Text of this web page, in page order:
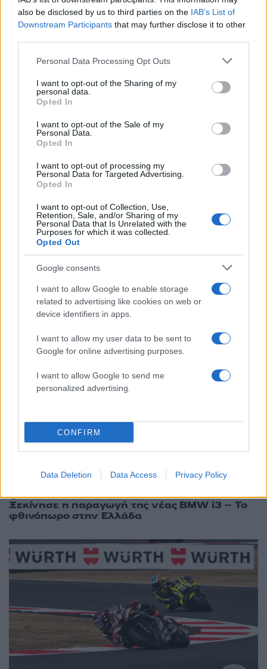
also be disclosed by us to third parties on the IAB’s List of
Downstream Participants that may further disclose it to other
Please note that this website/app uses one or more Google
not limited to your visit or usage behaviour. You may click to
grant or deny consent to Google and its third-party tags to
use your data for below specified purposes in below Google
consent section.
Personal Data Processing Opt Outs
I want to opt-out of the Sharing of my
personal data.
Opted In
I want to opt-out of the Sale of my
Personal Data.
Opted In
I want to opt-out of processing my
Personal Data for Targeted Advertising.
Opted In
I want to opt-out of Collection, Use,
Retention, Sale, and/or Sharing of my
Personal Data that Is Unrelated with the
Purposes for which it was collected.
Opted Out
Google consents
I want to allow Google to enable storage
related to advertising like cookies on web or
device identifiers in apps.
I want to allow my user data to be sent to
Google for online advertising purposes.
I want to allow Google to send me
personalized advertising.
CONFIRM
Data Deletion Data Access Privacy Policy
98 Βγήκαν ξανά τα μαχαίρια στην Ελπίδα
για τη Δημοκρατία: «Καρυστιανού,
Γρατσία και Γαλανός μετέτρεψαν το
Aναστέλλονται τα τακτικά ραντεβού του
αγγειοχειρουργού του νοσοκομείου
Χανίων επειδή κλάπηκε το μηχανάκι του
Στην Κρήτη ο Κυριάκος Μητσοτάκης,
συνεχίζει τις ολιγοήμερες διακοπές του –
Πού βρέθηκε το Σάββατο
Το οικονομικό πρόγραμμα της ΕΛΑΣ που
θα παρουσιάσει ο Αλέξης Τσίπρας στη
Θεσσαλονίκη: Σχέδιο τετραετίας
ΕΛΑΣ: Ο Αλέξης Δέδες ο πρώτος
υποψήφιος βουλευτής του κόμματος –
Από τα διοικητικά της ΑΕΚ στην πολιτική
σκηνή
Driveit: Περισσότερα
άρθρα
12:1209.08.26
Ξεκίνησε η παραγωγή της νέας BMW i3 – Το
φθινόπωρο στην Ελλάδα